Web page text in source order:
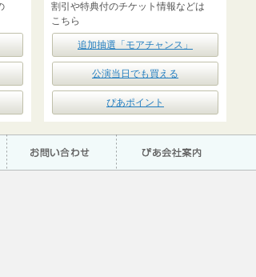
割引や特典付のチケット情報などは
こちら
追加抽選「モアチャンス」
公演当日でも買える
ぴあポイント